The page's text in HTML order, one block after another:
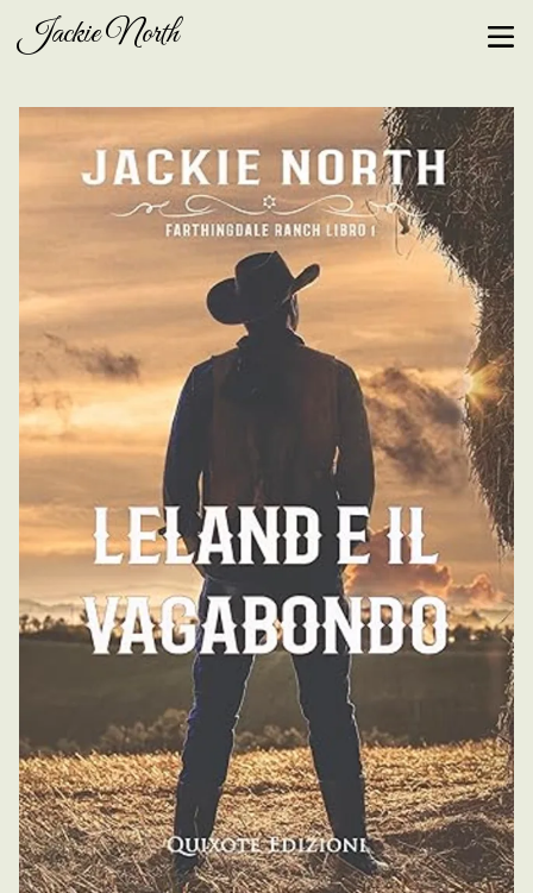
Jackie North